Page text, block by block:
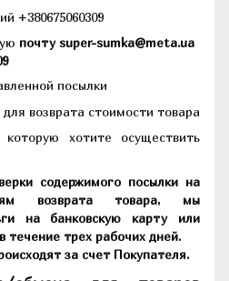
+380675060309
почту super-sumka@meta.ua
посылки
возврата стоимости товара
хотите осуществить
содержимого посылки на
возврата товара, мы
на банковскую карту или
течение трех рабочих дней.
за счет Покупателя.